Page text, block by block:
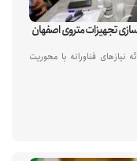
تجهیزات متروی اصفهان
فناورانه با محوریت